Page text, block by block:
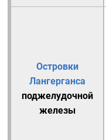
Островки
Лангерганса
поджелудочной
железы